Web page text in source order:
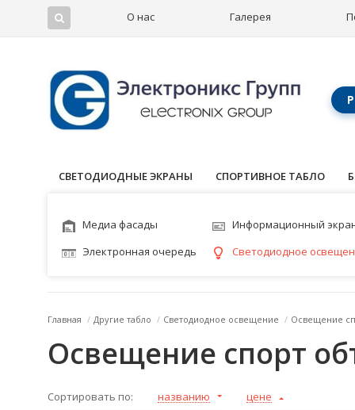
О нас Галерея
СВЕТОДИОДНЫЕ ЭКРАНЫ СПОРТИВНОЕ ТАБЛО
Медиа фасады
Информационный
Электронная очередь
Светодиодное
Главная / Другие табло / Светодиодное освещение / Освещение
Освещение спорт
Сортировать по: названию цене